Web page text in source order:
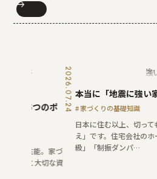
能。家づ
大切な資
本当に「地震に強い家」を
家づくりの基礎知識
日本に住む以上、切っても切り
え」です。住宅会社のホームペ
級」「制振ダンパ…